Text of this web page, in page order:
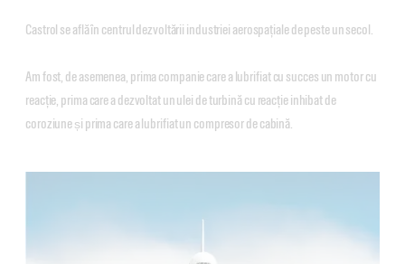
Castrol se află în centrul dezvoltării industriei aerospațiale de peste un secol.
Am fost, de asemenea, prima companie care a lubrifiat cu succes un motor cu
reacție, prima care a dezvoltat un ulei de turbină cu reacție inhibat de
coroziune și prima care a lubrifiat un compresor de cabină.